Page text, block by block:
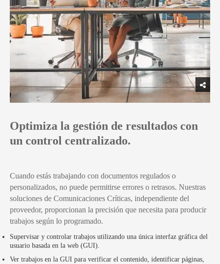
Optimiza la gestión de resultados con
un control centralizado.
Cuando estás trabajando con documentos regulados o
personalizados, no puede permitirse errores o retrasos. Nuestras
soluciones de Comunicaciones Críticas, independiente del
proveedor, proporcionan la precisión que necesita para producir
trabajos según lo programado.
Supervisar y controlar trabajos utilizando una única interfaz gráfica del
usuario basada en la web (GUI).
Ver trabajos en la GUI para verificar el contenido, identificar páginas,